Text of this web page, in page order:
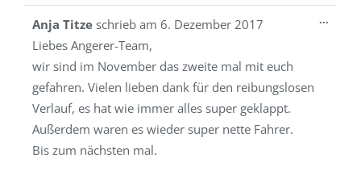
Anja Titze schrieb am 6. Dezember 2017
Liebes Angerer-Team,
wir sind im November das zweite mal mit euch
gefahren. Vielen lieben dank für den reibungslosen
Verlauf, es hat wie immer alles super geklappt.
Außerdem waren es wieder super nette Fahrer.
Bis zum nächsten mal.
...